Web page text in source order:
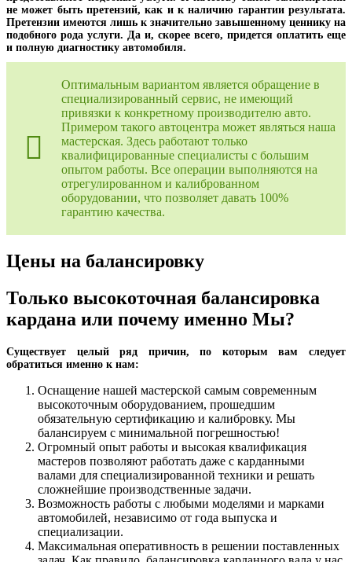
не может быть претензий, как и к наличию гарантии результата.
Претензии имеются лишь к значительно завышенному ценнику на
подобного рода услуги. Да и, скорее всего, придется оплатить еще
и полную диагностику автомобиля.
Оптимальным вариантом является обращение в
специализированный сервис, не имеющий
привязки к конкретному производителю авто.
Примером такого автоцентра может являться наша
мастерская. Здесь работают только
квалифицированные специалисты с большим
опытом работы. Все операции выполняются на
отрегулированном и калиброванном
оборудовании, что позволяет давать 100%
гарантию качества.
Цены на балансировку
Только высокоточная балансировка
кардана или почему именно Мы?
Существует целый ряд причин, по которым вам следует
обратиться именно к нам:
Оснащение нашей мастерской самым современным
высокоточным оборудованием, прошедшим
обязательную сертификацию и калибровку. Мы
балансируем с минимальной погрешностью!
Огромный опыт работы и высокая квалификация
мастеров позволяют работать даже с карданными
валами для специализированной техники и решать
сложнейшие производственные задачи.
Возможность работы с любыми моделями и марками
автомобилей, независимо от года выпуска и
специализации.
Максимальная оперативность в решении поставленных